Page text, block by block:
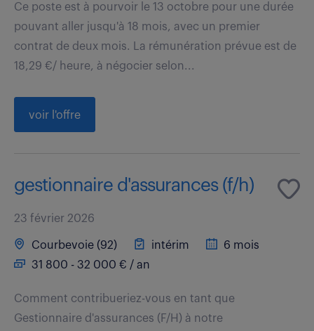
Ce poste est à pourvoir le 13 octobre pour une durée
pouvant aller jusqu'à 18 mois, avec un premier
contrat de deux mois. La rémunération prévue est de
18,29 €/ heure, à négocier selon...
voir l'offre
gestionnaire d'assurances (f/h)
23 février 2026
Courbevoie (92) intérim
6 mois
31 800 - 32 000 € / an
Comment contribueriez-vous en tant que
Gestionnaire d'assurances (F/H) à notre